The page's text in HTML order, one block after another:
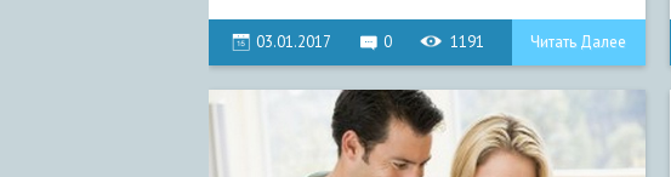
03.01.2017 0 1191 Читать Далее